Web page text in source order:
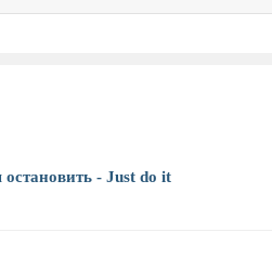
- Just do it